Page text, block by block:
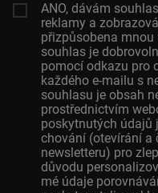
ANO, dávám
reklamy a
přizpůsobena
souhlas je
pomocí odkazu pro
každého e-mailu s
souhlasu je obsah
prostřednictvím
poskytnutých údajů
chování (otevírání a
newsletteru) pro
důvodu
mé údaje